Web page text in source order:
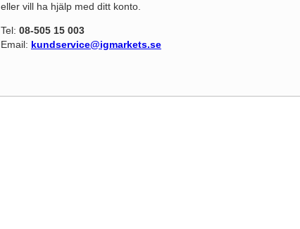
eller vill ha hjälp med ditt konto.
Tel: 08-505 15 003
Email: kundservice@igmarkets.se